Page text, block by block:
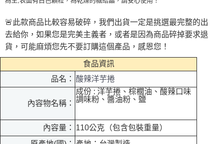
🚨 此款商品比較容易破碎，我們出貨一定是挑選最完整的出
去給你，如果您是完美主義者，或者是因為商品碎掉要求退
貨，可能麻煩您先不要訂購這個產品，感恩您！
食品資訊
品名：
酸辣洋芋捲
內容物名稱：
成份 : 洋芋捲、棕櫚油、酸辣口味
調味粉、醬油粉、鹽
內容量：
110公克（包含包裝重量）